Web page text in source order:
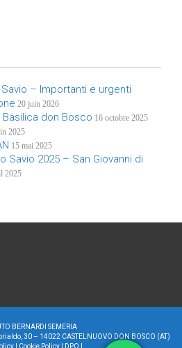
– Importanti e urgenti
20 juin 2026
don Bosco 16 octobre 2025
2025
15 mai 2025
Savio 2025 – San Giovanni di
2025
BERNARDI SEMERIA
30 – 14022 CASTELNUOVO DON BOSCO (AT)
Cookie Policy DPO